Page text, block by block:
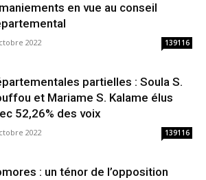
en vue au conseil
2022 139116
partielles : Soula S.
et Mariame S. Kalame élus
52,26% des voix
2022 139116
: un ténor de l’opposition